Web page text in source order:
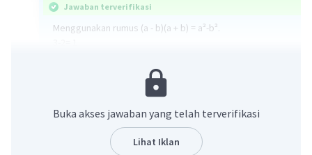
Jawaban terverifikasi
Menggunakan rumus (a - b)(a + b) = a²-b².
Level 72
17 November 2023 07:26
Buka akses jawaban yang telah terverifikasi
Lihat Iklan